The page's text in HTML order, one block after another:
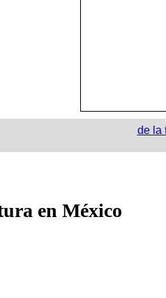
de la
en México